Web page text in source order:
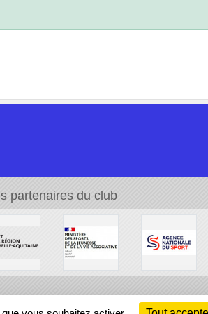
partenaires du club